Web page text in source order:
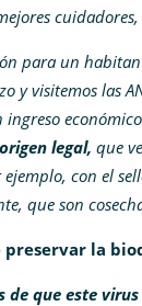
para un
y visitemos las
legal, que
con el
que son
preservar la
de que este